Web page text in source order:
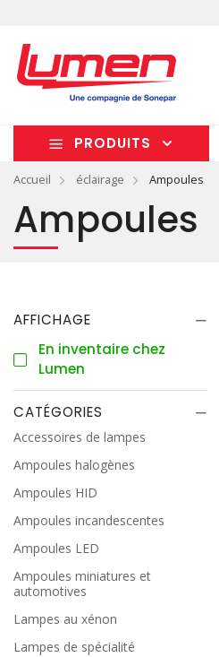
PRODUITS
Accueil éclairage Ampoules
Ampoules
AFFICHAGE
En inventaire chez
Lumen
CATÉGORIES
Accessoires de lampes
Ampoules halogènes
Ampoules HID
Ampoules incandescentes
Ampoules LED
Ampoules miniatures et
automotives
Lampes au xénon
Lampes de spécialité